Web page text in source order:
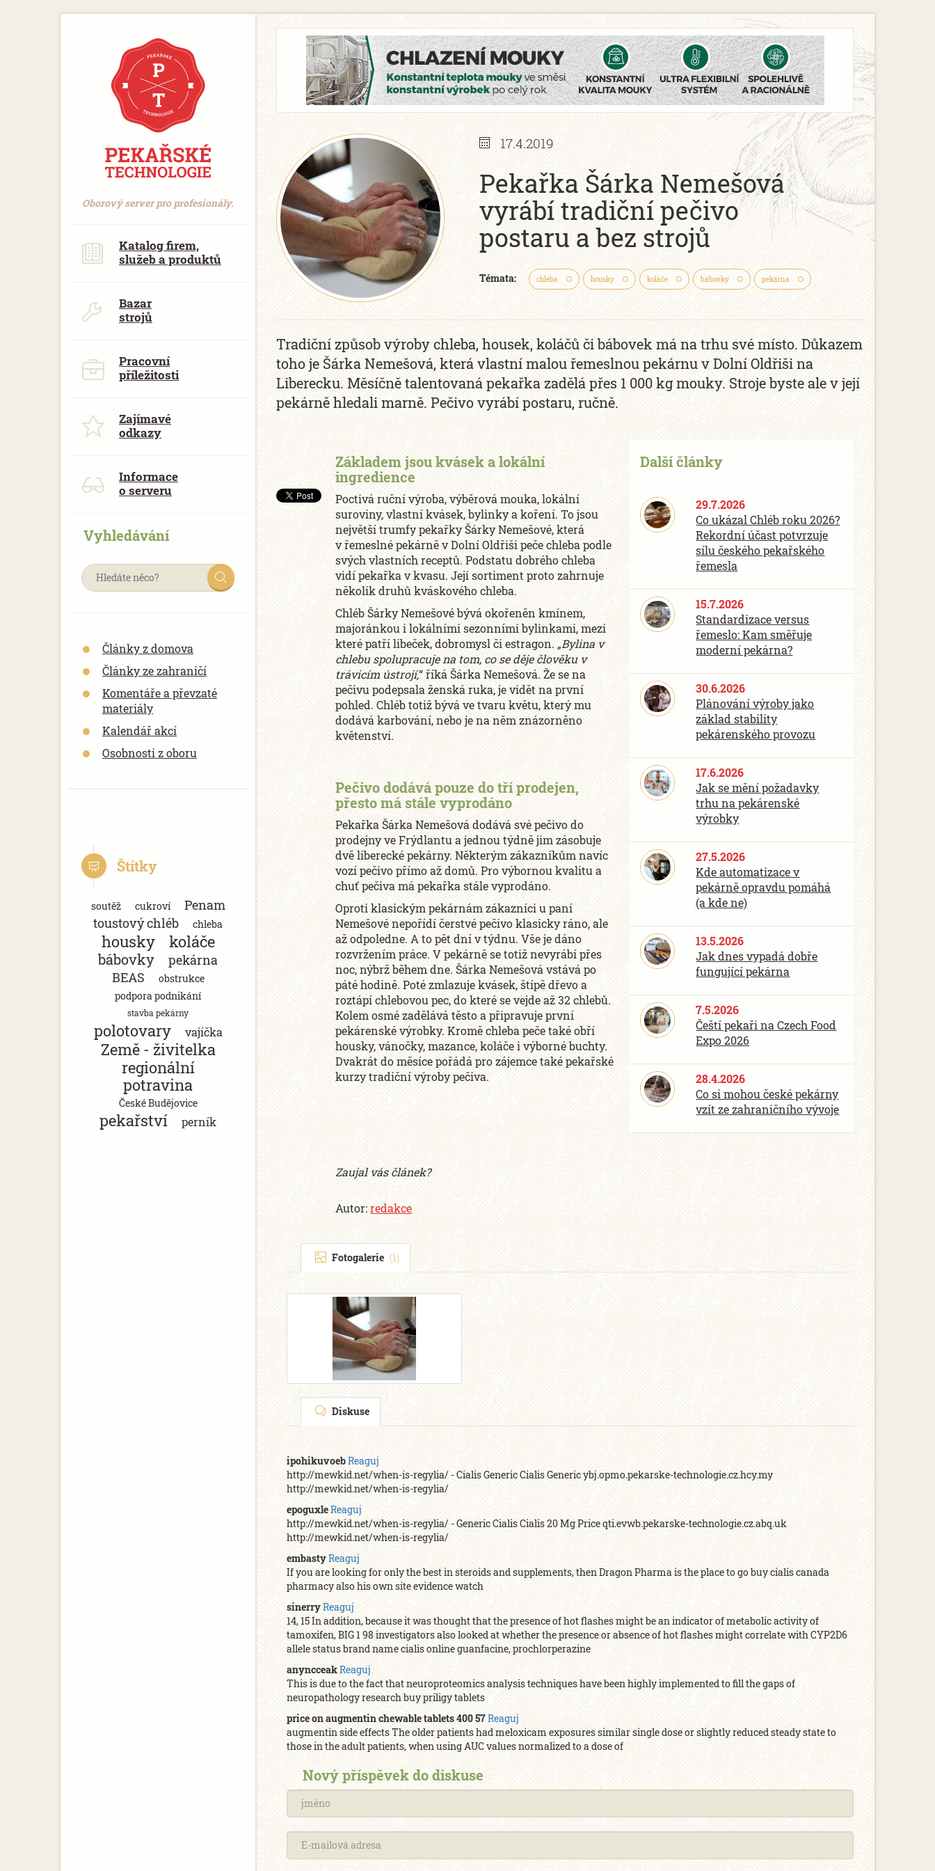
https://www.traditionrolex.com/18
Oborový server pro profesionály.
Katalog firem,
služeb a produktů
Bazar
strojů
Pracovní
příležitosti
Zajímavé
odkazy
Informace
o serveru
Vyhledávání
Články z domova
Články ze zahraničí
Komentáře a převzaté
materiály
Kalendář akcí
Osobnosti z oboru
Štítky
soutěž cukroví
Penam
toustový chléb
chleba
housky koláče
bábovky
pekárna
BEAS
obstrukce
podpora podnikání
stavba pekárny
polotovary vajíčka
Země - živitelka
regionální
potravina
České Budějovice
pekařství perník
17.4.2019
Pekařka Šárka Nemešová
vyrábí tradiční pečivo
postaru a bez strojů
Témata: chleba housky koláče bábovky pekárna
Tradiční způsob výroby chleba, housek, koláčů či bábovek má na trhu své místo. Důkazem
toho je Šárka Nemešová, která vlastní malou řemeslnou pekárnu v Dolní Oldřiši na
Liberecku. Měsíčně talentovaná pekařka zadělá přes 1 000 kg mouky. Stroje byste ale v její
pekárně hledali marně. Pečivo vyrábí postaru, ručně.
Další články
29.7.2026
Co ukázal Chléb roku 2026?
Rekordní účast potvrzuje
sílu českého pekařského
řemesla
15.7.2026
Standardizace versus
řemeslo: Kam směřuje
moderní pekárna?
30.6.2026
Plánování výroby jako
základ stability
pekárenského provozu
17.6.2026
Jak se mění požadavky
trhu na pekárenské
výrobky
27.5.2026
Kde automatizace v
pekárně opravdu pomáhá
(a kde ne)
13.5.2026
Jak dnes vypadá dobře
fungující pekárna
7.5.2026
Čeští pekaři na Czech Food
Expo 2026
28.4.2026
Co si mohou české pekárny
vzít ze zahraničního vývoje
Základem jsou kvásek a lokální
ingredience
Poctivá ruční výroba, výběrová mouka, lokální
suroviny, vlastní kvásek, bylinky a koření. To jsou
největší trumfy pekařky Šárky Nemešové, která
v řemeslné pekárně v Dolní Oldřiši peče chleba podle
svých vlastních receptů. Podstatu dobrého chleba
vidí pekařka v kvasu. Její sortiment proto zahrnuje
několik druhů kváskového chleba.
Chléb Šárky Nemešové bývá okořeněn kmínem,
majoránkou i lokálními sezonními bylinkami, mezi
které patří libeček, dobromysl či estragon. „Bylina v
chlebu spolupracuje na tom, co se děje člověku v
trávicím ústrojí,“ říká Šárka Nemešová. Že se na
pečivu podepsala ženská ruka, je vidět na první
pohled. Chléb totiž bývá ve tvaru květu, který mu
dodává karbování, nebo je na něm znázorněno
květenství.
Pečivo dodává pouze do tří prodejen,
přesto má stále vyprodáno
Pekařka Šárka Nemešová dodává své pečivo do
prodejny ve Frýdlantu a jednou týdně jim zásobuje
dvě liberecké pekárny. Některým zákazníkům navíc
vozí pečivo přímo až domů. Pro výbornou kvalitu a
chuť pečiva má pekařka stále vyprodáno.
Oproti klasickým pekárnám zákazníci u paní
Nemešové nepořídí čerstvé pečivo klasicky ráno, ale
až odpoledne. A to pět dní v týdnu. Vše je dáno
rozvržením práce. V pekárně se totiž nevyrábí přes
noc, nýbrž během dne. Šárka Nemešová vstává po
páté hodině. Poté zmlazuje kvásek, štípě dřevo a
roztápí chlebovou pec, do které se vejde až 32 chlebů.
Kolem osmé zadělává těsto a připravuje první
pekárenské výrobky. Kromě chleba peče také obří
housky, vánočky, mazance, koláče i výborné buchty.
Dvakrát do měsíce pořádá pro zájemce také pekařské
kurzy tradiční výroby pečiva.
Zaujal vás článek?
Autor:redakce
Fotogalerie (1)
Diskuse
ipohikuvoebReaguj
http://mewkid.net/when-is-regylia/ - Cialis Generic Cialis Generic ybj.opmo.pekarske-technologie.cz.hcy.my
http://mewkid.net/when-is-regylia/
epoguxleReaguj
http://mewkid.net/when-is-regylia/ - Generic Cialis Cialis 20 Mg Price qti.evwb.pekarske-technologie.cz.abq.uk
http://mewkid.net/when-is-regylia/
embastyReaguj
If you are looking for only the best in steroids and supplements, then Dragon Pharma is the place to go buy cialis canada
pharmacy also his own site evidence watch
sinerryReaguj
14, 15 In addition, because it was thought that the presence of hot flashes might be an indicator of metabolic activity of
tamoxifen, BIG 1 98 investigators also looked at whether the presence or absence of hot flashes might correlate with CYP2D6
allele status brand name cialis online guanfacine, prochlorperazine
anyncceakReaguj
This is due to the fact that neuroproteomics analysis techniques have been highly implemented to fill the gaps of
neuropathology research buy priligy tablets
price on augmentin chewable tablets 400 57Reaguj
augmentin side effects The older patients had meloxicam exposures similar single dose or slightly reduced steady state to
those in the adult patients, when using AUC values normalized to a dose of
Nový příspěvek do diskuse